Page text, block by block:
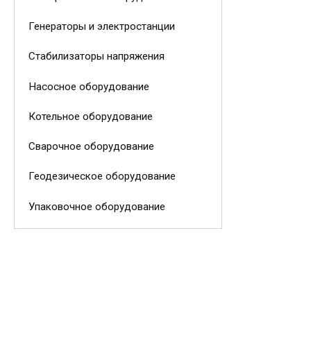
Генераторы и электростанции
Стабилизаторы напряжения
Насосное оборудование
Котельное оборудование
Сварочное оборудование
Геодезическое оборудование
Упаковочное оборудование